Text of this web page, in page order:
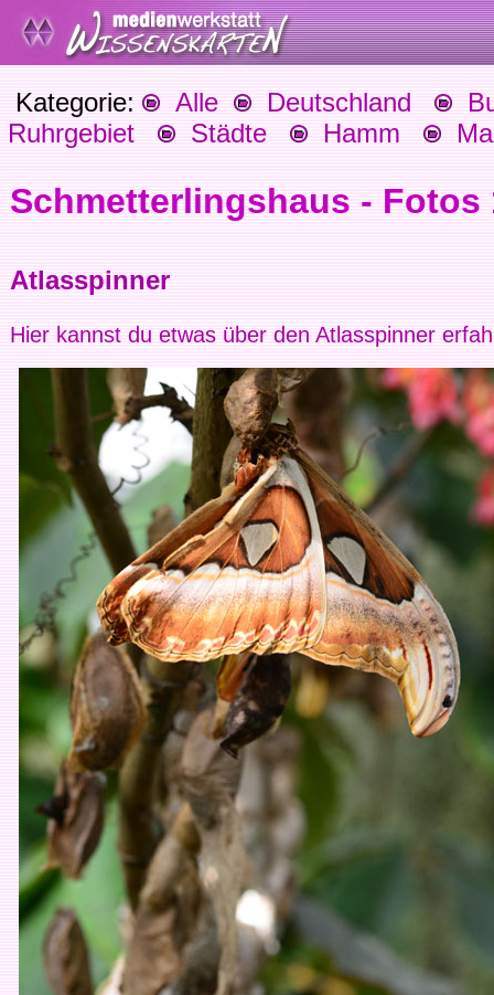
Kategorie: Alle Deutschland
Ruhrgebiet
Städte Hamm
Schmetterlingshaus - Fotos
Atlasspinner
Hier kannst du etwas über den Atlasspinner